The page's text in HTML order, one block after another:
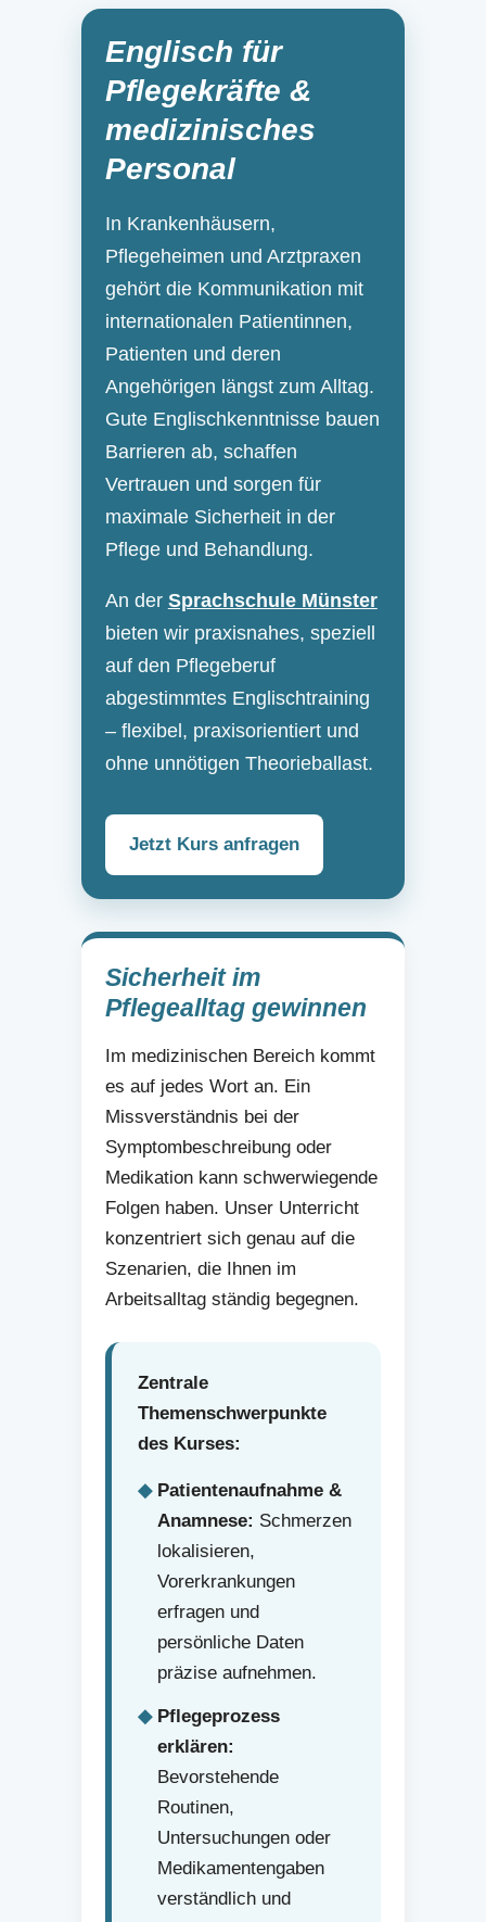
Englisch für
Pflegekräfte &
medizinisches
Personal
In Krankenhäusern,
Pflegeheimen und Arztpraxen
gehört die Kommunikation mit
internationalen Patientinnen,
Patienten und deren
Angehörigen längst zum Alltag.
Gute Englischkenntnisse bauen
Barrieren ab, schaffen
Vertrauen und sorgen für
maximale Sicherheit in der
Pflege und Behandlung.
An der Sprachschule Münster
bieten wir praxisnahes, speziell
auf den Pflegeberuf
abgestimmtes Englischtraining
– flexibel, praxisorientiert und
ohne unnötigen Theorieballast.
Jetzt Kurs anfragen
Sicherheit im
Pflegealltag gewinnen
Im medizinischen Bereich kommt
es auf jedes Wort an. Ein
Missverständnis bei der
Symptombeschreibung oder
Medikation kann schwerwiegende
Folgen haben. Unser Unterricht
konzentriert sich genau auf die
Szenarien, die Ihnen im
Arbeitsalltag ständig begegnen.
Zentrale
Themenschwerpunkte
des Kurses:
Patientenaufnahme &
Anamnese: Schmerzen
lokalisieren,
Vorerkrankungen
erfragen und
persönliche Daten
präzise aufnehmen.
Pflegeprozess
erklären:
Bevorstehende
Routinen,
Untersuchungen oder
Medikamentengaben
verständlich und